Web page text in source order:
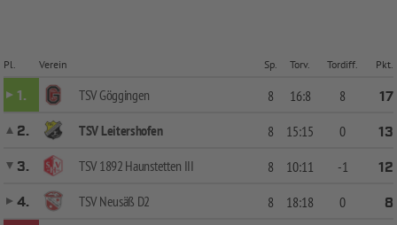
Pl. Verein Sp. Torv. Tordiff. Pkt.
1. TSV Göggingen 8 16:8 8
17
2.
TSV Leitershofen 8 15:15 0
13
3.
TSV 1892 Haunstetten III 8 10:11 -1
12
4.
TSV Neusäß D2 8 18:18 0
8